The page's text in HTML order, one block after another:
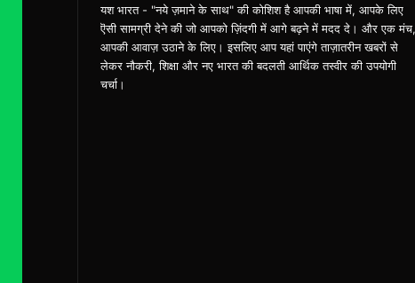
यश भारत - "नये ज़माने के साथ" की कोशिश है आपकी भाषा में, आपके लिए
ऎसी सामग्री देने की जो आपको ज़िंदगी में आगे बढ़ने में मदद दे। और एक मंच,
आपकी आवाज़ उठाने के लिए। इसलिए आप यहां पाएंगे ताज़ातरीन खबरों से
लेकर नौकरी, शिक्षा और नए भारत की बदलती आर्थिक तस्वीर की उपयोगी
चर्चा।